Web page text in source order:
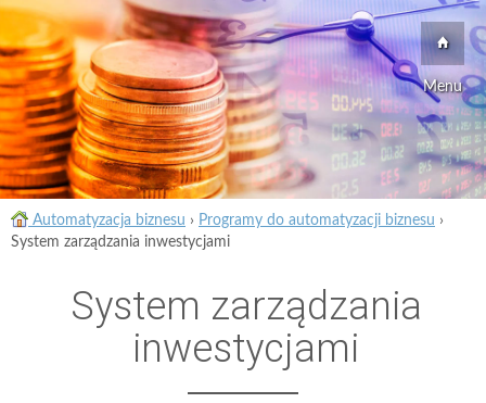
Menu
Automatyzacja biznesu › Programy do automatyzacji biznesu ›
System zarządzania inwestycjami
System zarządzania
inwestycjami